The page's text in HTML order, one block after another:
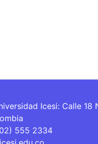
Icesi: Calle 18
555 2334